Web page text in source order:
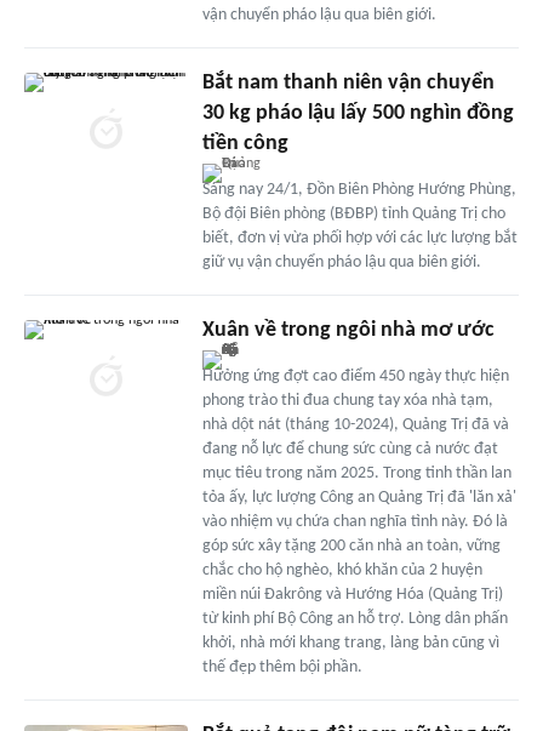
vận chuyển pháo lậu qua biên giới.
Bắt nam thanh niên vận chuyển
30 kg pháo lậu lấy 500 nghìn đồng
tiền công
Sáng nay 24/1, Đồn Biên Phòng Hướng Phùng,
Bộ đội Biên phòng (BĐBP) tỉnh Quảng Trị cho
biết, đơn vị vừa phối hợp với các lực lượng bắt
giữ vụ vận chuyển pháo lậu qua biên giới.
Xuân về trong ngôi nhà mơ ước
Hưởng ứng đợt cao điểm 450 ngày thực hiện
phong trào thi đua chung tay xóa nhà tạm,
nhà dột nát (tháng 10-2024), Quảng Trị đã và
đang nỗ lực để chung sức cùng cả nước đạt
mục tiêu trong năm 2025. Trong tinh thần lan
tỏa ấy, lực lượng Công an Quảng Trị đã 'lăn xả'
vào nhiệm vụ chứa chan nghĩa tình này. Đó là
góp sức xây tặng 200 căn nhà an toàn, vững
chắc cho hộ nghèo, khó khăn của 2 huyện
miền núi Đakrông và Hướng Hóa (Quảng Trị)
từ kinh phí Bộ Công an hỗ trợ. Lòng dân phấn
khởi, nhà mới khang trang, làng bản cũng vì
thế đẹp thêm bội phần.